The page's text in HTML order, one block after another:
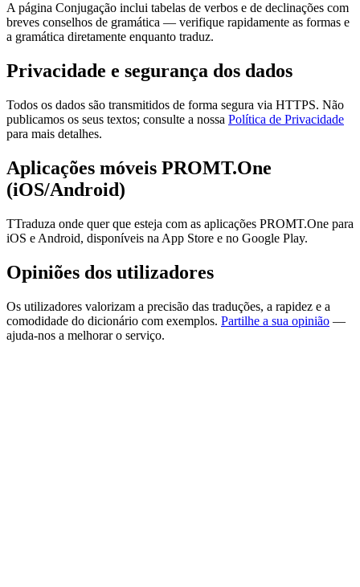
A página Conjugação inclui tabelas de verbos e de declinações com
breves conselhos de gramática — verifique rapidamente as formas e
a gramática diretamente enquanto traduz.
Privacidade e segurança dos dados
Todos os dados são transmitidos de forma segura via HTTPS. Não
publicamos os seus textos; consulte a nossa Política de Privacidade
para mais detalhes.
Aplicações móveis PROMT.One
(iOS/Android)
TTraduza onde quer que esteja com as aplicações PROMT.One para
iOS e Android, disponíveis na App Store e no Google Play.
Opiniões dos utilizadores
Os utilizadores valorizam a precisão das traduções, a rapidez e a
comodidade do dicionário com exemplos. Partilhe a sua opinião —
ajuda-nos a melhorar o serviço.